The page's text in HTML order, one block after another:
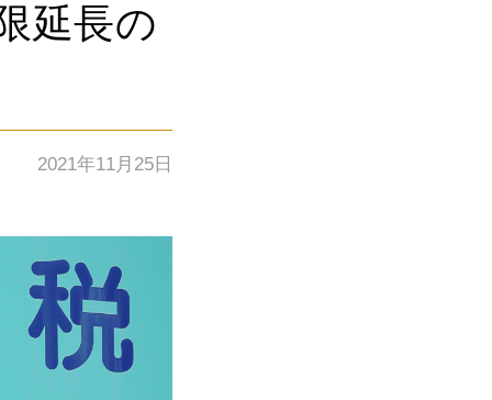
延長の
2021年11月25日